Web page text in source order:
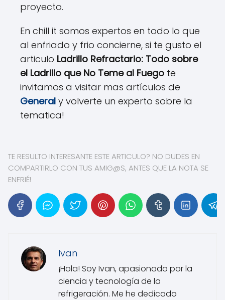
proyecto.
En chill it somos expertos en todo lo que
al enfriado y frio concierne, si te gusto el
articulo Ladrillo Refractario: Todo sobre
el Ladrillo que No Teme al Fuego te
invitamos a visitar mas artículos de
General y volverte un experto sobre la
tematica!
TE RESULTO INTERESANTE ESTE ARTICULO? NO DUDES EN
COMPARTIRLO CON TUS AMIG@S, ANTES QUE LA NOTA SE
ENFRIÉ!
Ivan
¡Hola! Soy Ivan, apasionado por la
ciencia y tecnología de la
refrigeración. Me he dedicado